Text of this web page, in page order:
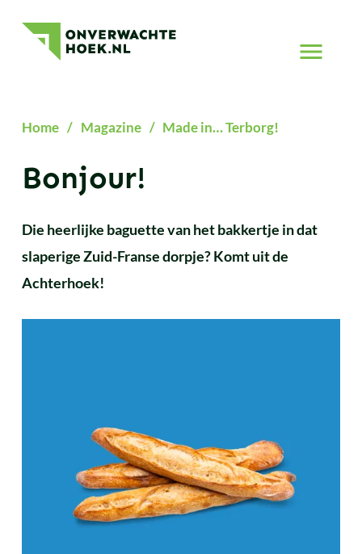
Onverwachte
Hoek
Naar
Home / Magazine / Made in… Terborg!
Bonjour!
Die heerlijke baguette van het bakkertje in dat
slaperige Zuid-Franse dorpje? Komt uit de
Achterhoek!